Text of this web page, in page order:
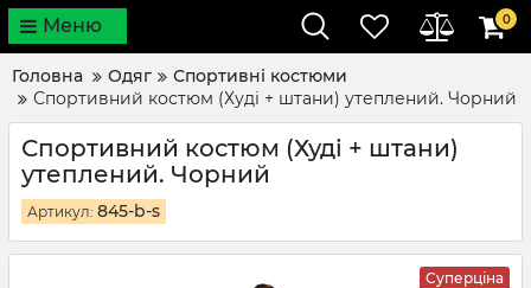
Меню 0
Головна Одяг
Спортивні костюми
Спортивний костюм (Худі + штани) утеплений. Чорний
Спортивний костюм (Худі + штани)
утеплений. Чорний
Артикул: 845-b-s
Суперціна